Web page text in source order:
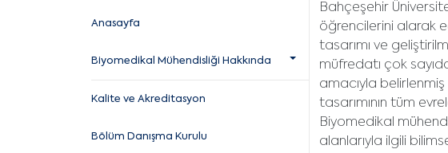
Anasayfa
Biyomedikal Mühendisliği Hakkında
Kalite ve Akreditasyon
Bölüm Danışma Kurulu
Bahçeşehir
öğrencilerini alarak
tasarımı ve
müfredatı çok
amacıyla
tasarımının tüm
Biyomedikal
alanlarıyla ilgili